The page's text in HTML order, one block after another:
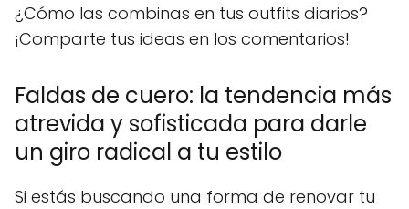
¿Cómo las combinas en tus outfits diarios?
¡Comparte tus ideas en los comentarios!
Faldas de cuero: la tendencia más
atrevida y sofisticada para darle
un giro radical a tu estilo
Si estás buscando una forma de renovar tu